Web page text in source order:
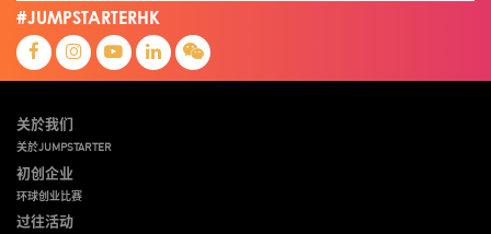
#JUMPSTARTERHK
关於我们
关於JUMPSTARTER
初创企业
环球创业比赛
过往活动